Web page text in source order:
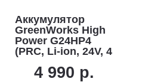
Аккумулятор
GreenWorks High
Power G24HP4
(PRC, Li-ion, 24V, 4
4 990 р.